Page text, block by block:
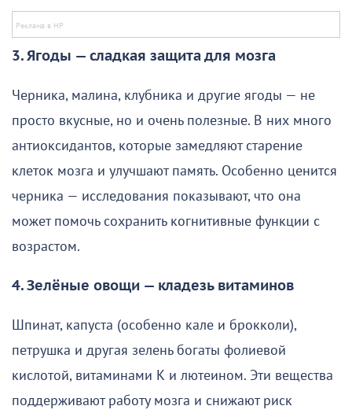
3. Ягоды — сладкая защита для мозга
Черника, малина, клубника и другие ягоды — не
просто вкусные, но и очень полезные. В них много
антиоксидантов, которые замедляют старение
клеток мозга и улучшают память. Особенно ценится
черника — исследования показывают, что она
может помочь сохранить когнитивные функции с
возрастом.
4. Зелёные овощи — кладезь витаминов
Шпинат, капуста (особенно кале и брокколи),
петрушка и другая зелень богаты фолиевой
кислотой, витаминами К и лютеином. Эти вещества
поддерживают работу мозга и снижают риск